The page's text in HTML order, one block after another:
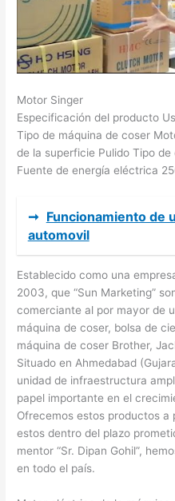
Motor Singer
Especificación del producto
Tipo de máquina de coser
de la superficie Pulido Tipo
Fuente de energía eléctrica
➞ Funcionamiento de
automovil
Establecido como una
2003, que “Sun Marketing”
comerciante al por mayor de
máquina de coser, bolsa de
máquina de coser Brother,
Situado en Ahmedabad
unidad de infraestructura
papel importante en el
Ofrecemos estos productos
estos dentro del plazo
mentor “Sr. Dipan Gohil”,
en todo el país.